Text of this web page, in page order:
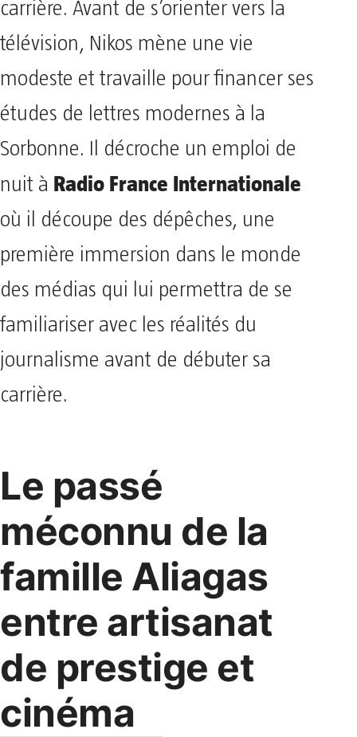
carrière. Avant de s’orienter vers la
télévision, Nikos mène une vie
modeste et travaille pour financer ses
études de lettres modernes à la
Sorbonne. Il décroche un emploi de
nuit à Radio France Internationale
où il découpe des dépêches, une
première immersion dans le monde
des médias qui lui permettra de se
familiariser avec les réalités du
journalisme avant de débuter sa
carrière.
Le passé
méconnu de la
famille Aliagas
entre artisanat
de prestige et
cinéma